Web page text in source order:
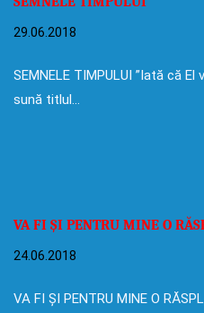
29.06.2018
SEMNELE TIMPULUI ”Iată că
sună titlul…
VA FI ȘI PENTRU MINE O
24.06.2018
VA FI ȘI PENTRU MINE O